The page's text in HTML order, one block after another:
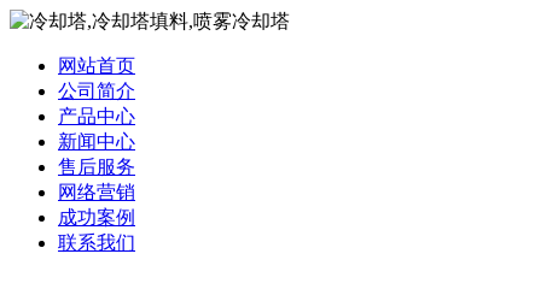
网站首页
公司简介
产品中心
新闻中心
售后服务
网络营销
成功案例
联系我们